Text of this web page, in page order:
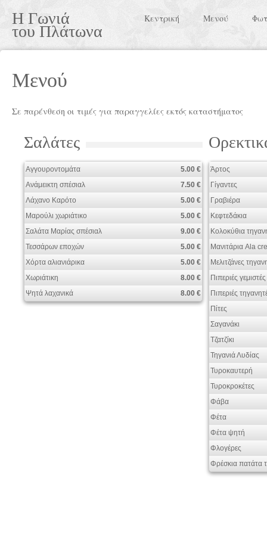
Η Γωνιά
του Πλάτωνα
Κεντρική Μενού
Μενού
Σε παρένθεση οι τιμές για παραγγελίες εκτός καταστήματος
Σαλάτες
Αγγουροντομάτα
5.00 €
Ανάμεικτη σπέσιαλ
7.50 €
Λάχανο Καρότο
5.00 €
Μαρούλι χωριάτικο
5.00 €
Σαλάτα Μαρίας σπέσιαλ
9.00 €
Τεσσάρων εποχών
5.00 €
Χόρτα αλιανιάρικα
5.00 €
Χωριάτικη
8.00 €
Ψητά λαχανικά
8.00 €
Άρτος
Γίγαντες
Γραβιέρα
Κεφτεδάκια
Κολοκύθια
Μανιτάρια Ala
Μελιτζάνες
Πιπεριές γεμιστές
Πιπεριές
Πίτες
Σαγανάκι
Τζατζίκι
Τηγανιά Λυδίας
Τυροκαυτερή
Τυροκροκέτες
Φάβα
Φέτα
Φέτα ψητή
Φλογέρες
Φρέσκια πατάτα